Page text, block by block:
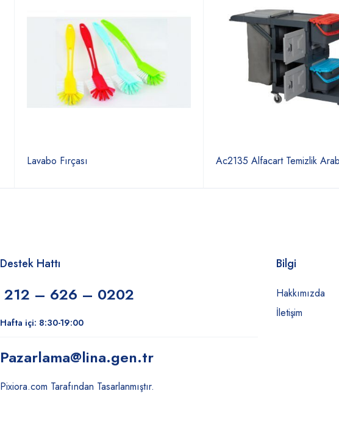
Lavabo Fırçası Ac2135 Alfacart Temizlik
Destek Hattı
212 – 626 – 0202
Hafta içi: 8:30-19:00
Pazarlama@lina.gen.tr
Pixiora.com Tarafından Tasarlanmıştır.
Bilgi
Hakkımızda
İletişim